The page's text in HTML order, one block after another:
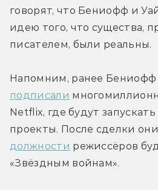
говорят, что Бениофф и
идею того, что существа,
писателем, были реальны.
подписали
Netflix, где будут
проекты. После сделки они
должности режиссёров
«Звёздным войнам».